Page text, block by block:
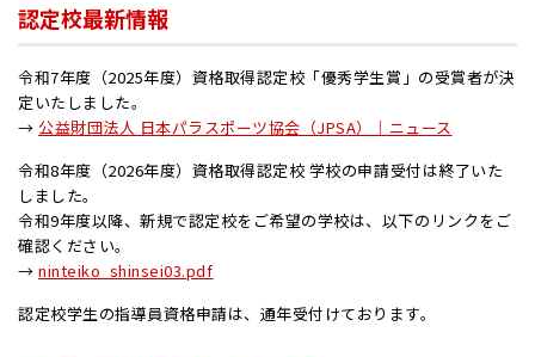
認定校最新情報
令和7年度（2025年度）資格取得認定校「優秀学生賞」の受賞者が決
定いたしました。
→ 公益財団法人 日本パラスポーツ協会（JPSA）｜ニュース
令和8年度（2026年度）資格取得認定校 学校の申請受付は終了いた
しました。
令和9年度以降、新規で認定校をご希望の学校は、以下のリンクをご
確認ください。
→ninteiko_shinsei03.pdf
認定校学生の指導員資格申請は、通年受付けております。